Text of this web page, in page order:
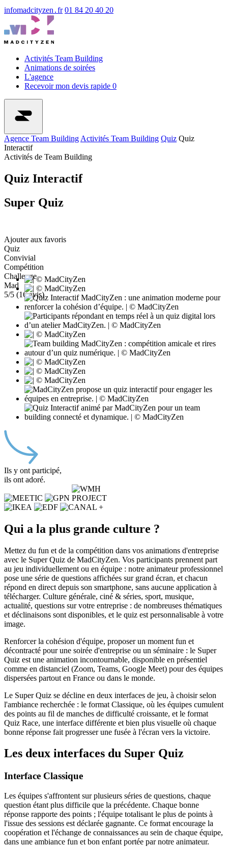
infomadcityzen․fr 01 84 20 40 20
Activités Team Building
Animations de soirées
L'agence
Recevoir mon devis rapide 0
Agence Team Building Activités Team Building Quiz Quiz
Interactif
Activités de Team Building
Quiz Interactif
Super Quiz
Ajouter aux favoris
Quiz
Convivial
Compétition
Challenge
Mad
5/5 (16avis)
Ils y ont participé,
ils ont adoré.
Qui a la plus grande culture ?
Mettez du fun et de la compétition dans vos animations d'entreprise
avec le Super Quiz de MadCityZen. Vos participants prennent part
au jeu individuellement ou en équipe : notre animateur professionnel
pose une série de questions affichées sur grand écran, et chacun
répond en direct depuis son smartphone, sans aucune application à
télécharger. Culture générale, ciné & séries, sport, musique,
actualité, questions sur votre entreprise : de nombreuses thématiques
et déclinaisons sont disponibles, et le quiz est personnalisable à votre
image.
Renforcer la cohésion d'équipe, proposer un moment fun et
décontracté pour une soirée d'entreprise ou un séminaire : le Super
Quiz est une animation incontournable, disponible en présentiel
comme en distanciel (Zoom, Teams, Google Meet) pour des équipes
dispersées partout en France ou dans le monde.
Le Super Quiz se décline en deux interfaces de jeu, à choisir selon
l'ambiance recherchée : le format Classique, où les équipes cumulent
des points au fil de manches de difficulté croissante, et le format
Quiz Race, une interface différente et bien plus visuelle où chaque
bonne réponse fait progresser une fusée à l'écran vers la victoire.
Les deux interfaces du Super Quiz
Interface Classique
Les équipes s'affrontent sur plusieurs séries de questions, chaque
question étant plus difficile que la précédente. Chaque bonne
réponse rapporte des points ; l'équipe totalisant le plus de points à
l'issue des sessions est déclarée gagnante. Ce format encourage la
coopération et l'échange de connaissances au sein de chaque équipe,
dans une ambiance fun et bon enfant portée par notre animateur.